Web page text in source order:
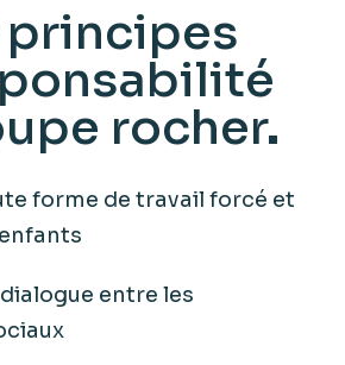
principes
rocher
forme de travail forcé et
entre les